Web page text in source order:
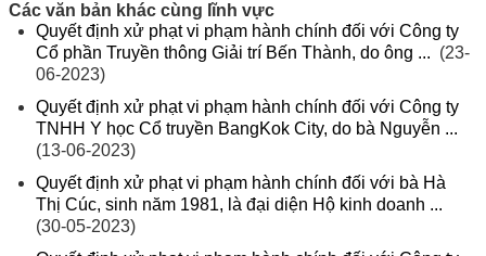
Các văn bản khác cùng lĩnh vực
Quyết định xử phạt vi phạm hành chính đối với Công ty
Cổ phần Truyền thông Giải trí Bến Thành, do ông ... (23-
06-2023)
Quyết định xử phạt vi phạm hành chính đối với Công ty
TNHH Y học Cổ truyền BangKok City, do bà Nguyễn ...
(13-06-2023)
Quyết định xử phạt vi phạm hành chính đối với bà Hà
Thị Cúc, sinh năm 1981, là đại diện Hộ kinh doanh ...
(30-05-2023)